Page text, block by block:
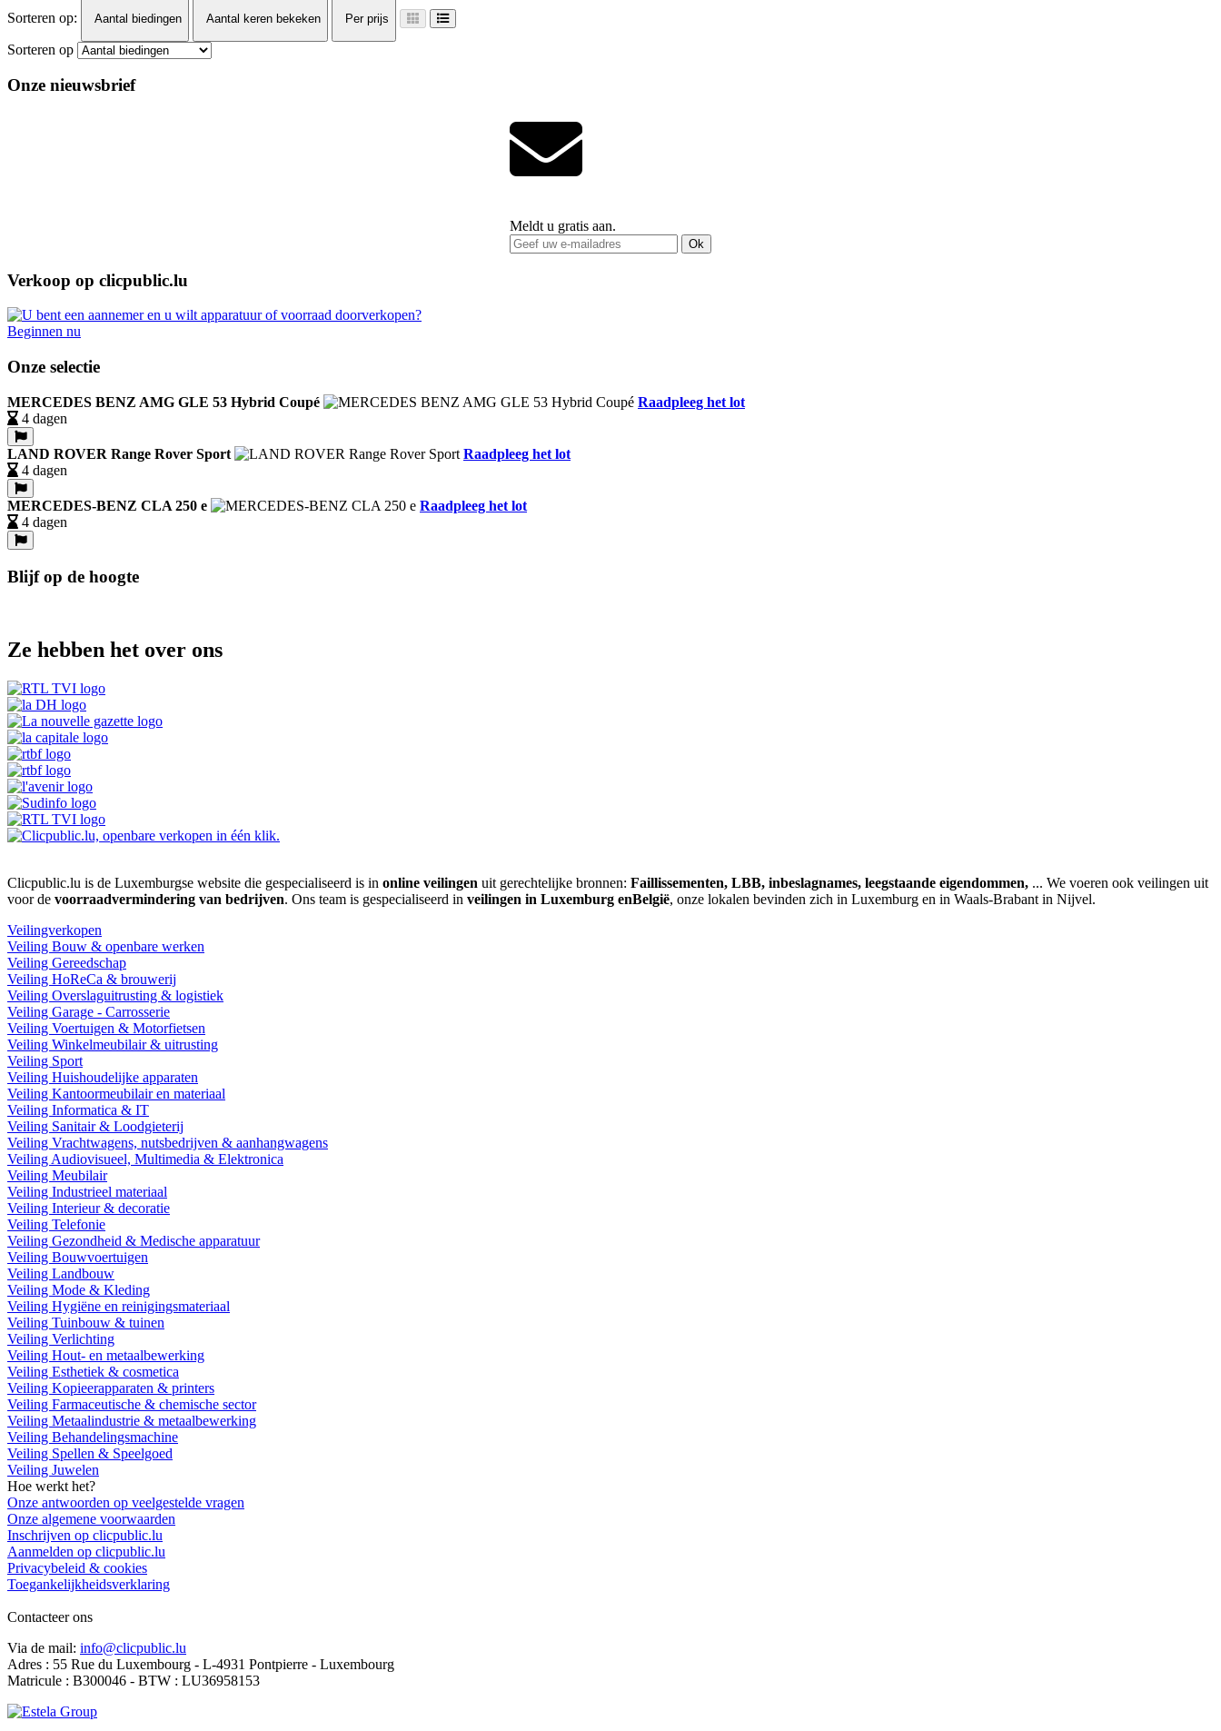
Sorteren op:
Aantal biedingen Aantal keren bekeken Per prijs
Sorteren op
Onze nieuwsbrief
Meldt u gratis aan.
Ok
Verkoop op clicpublic.lu
Beginnen nu
Onze selectie
MERCEDES BENZ AMG GLE 53 Hybrid Coupé
Raadpleeg het lot
4 dagen
LAND ROVER Range Rover Sport
Raadpleeg het lot
4 dagen
MERCEDES-BENZ CLA 250 e
Raadpleeg het lot
4 dagen
Blijf op de hoogte
Ze hebben het over ons
Clicpublic.lu is de Luxemburgse website die gespecialiseerd is in online veilingen uit gerechtelijke bronnen: Faillissementen, LBB, inbeslagnames, leegstaande eigendommen, ... We voeren ook veilingen uit
voor de voorraadvermindering van bedrijven. Ons team is gespecialiseerd in veilingen in Luxemburg enBelgië, onze lokalen bevinden zich in Luxemburg en in Waals-Brabant in Nijvel.
Veilingverkopen
Veiling Bouw & openbare werken
Veiling Gereedschap
Veiling HoReCa & brouwerij
Veiling Overslaguitrusting & logistiek
Veiling Garage - Carrosserie
Veiling Voertuigen & Motorfietsen
Veiling Winkelmeubilair & uitrusting
Veiling Sport
Veiling Huishoudelijke apparaten
Veiling Kantoormeubilair en materiaal
Veiling Informatica & IT
Veiling Sanitair & Loodgieterij
Veiling Vrachtwagens, nutsbedrijven & aanhangwagens
Veiling Audiovisueel, Multimedia & Elektronica
Veiling Meubilair
Veiling Industrieel materiaal
Veiling Interieur & decoratie
Veiling Telefonie
Veiling Gezondheid & Medische apparatuur
Veiling Bouwvoertuigen
Veiling Landbouw
Veiling Mode & Kleding
Veiling Hygiëne en reinigingsmateriaal
Veiling Tuinbouw & tuinen
Veiling Verlichting
Veiling Hout- en metaalbewerking
Veiling Esthetiek & cosmetica
Veiling Kopieerapparaten & printers
Veiling Farmaceutische & chemische sector
Veiling Metaalindustrie & metaalbewerking
Veiling Behandelingsmachine
Veiling Spellen & Speelgoed
Veiling Juwelen
Hoe werkt het?
Onze antwoorden op veelgestelde vragen
Onze algemene voorwaarden
Inschrijven op clicpublic.lu
Aanmelden op clicpublic.lu
Privacybeleid & cookies
Toegankelijkheidsverklaring
Contacteer ons
Via de mail: info@clicpublic.lu
Adres : 55 Rue du Luxembourg - L-4931 Pontpierre - Luxembourg
Matricule : B300046 - BTW : LU36958153